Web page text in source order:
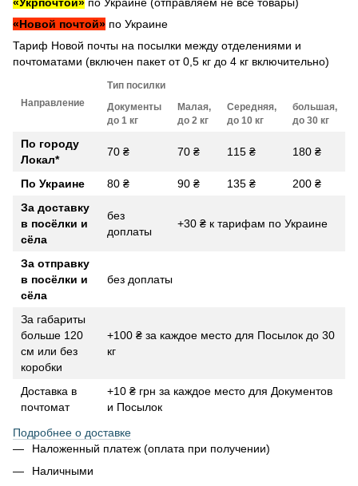
«Новой почтой» по Украине
Тариф Новой почты на посылки между отделениями и
почтоматами (включен пакет от 0,5 кг до 4 кг включительно)
Направление
Тип посилки
Документы
до 1 кг
Малая,
до 2 кг
Середняя,
до 10 кг
большая,
до 30 кг
По городу
Локал*
70 ₴ 70 ₴ 115 ₴ 180 ₴
По Украине 80 ₴ 90 ₴ 135 ₴
200 ₴
За доставку
в посёлки и
сёла
без
доплаты
+30 ₴ к тарифам по Украине
За отправку
в посёлки и
сёла
без доплаты
За габариты
больше 120
см или без
коробки
+100 ₴ за каждое место для Посылок до 30
кг
Доставка в
почтомат
+10 ₴ грн за каждое место для Документов
и Посылок
Подробнее о доставке
Наложенный платеж (оплата при получении)
Наличными